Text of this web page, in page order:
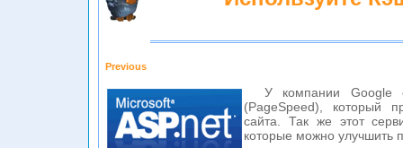
Previous
У компании Google
(PageSpeed), который
сайта. Так же этот
которые можно улучшить